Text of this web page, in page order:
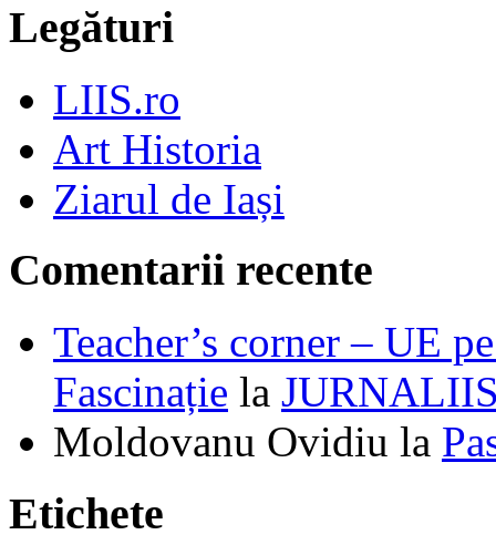
Legături
LIIS.ro
Art Historia
Ziarul de Iași
Comentarii recente
Teacher’s corner – UE
Fascinație la
Moldovanu Ovidiu la
Etichete